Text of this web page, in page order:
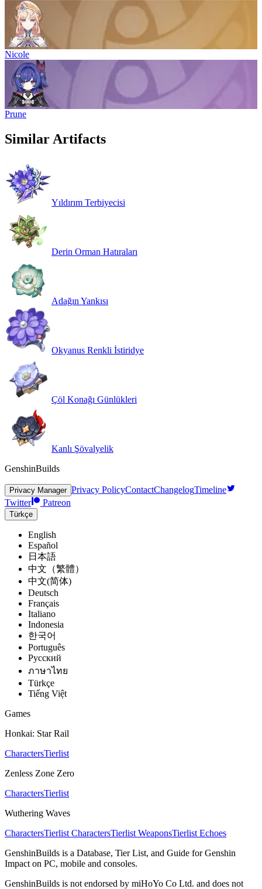
Nicole
Prune
Similar Artifacts
Yıldırım Terbiyecisi
Derin Orman Hatıraları
Adağın Yankısı
Okyanus Renkli İstiridye
Çöl Konağı Günlükleri
Kanlı Şövalyelik
GenshinBuilds
Privacy Manager Privacy PolicyContactChangelogTimeline
Twitter
Patreon
Türkçe
English
Español
日本語
中文（繁體）
中文(简体)
Deutsch
Français
Italiano
Indonesia
한국어
Português
Pусский
ภาษาไทย
Türkçe
Tiếng Việt
Games
Honkai: Star Rail
CharactersTierlist
Zenless Zone Zero
CharactersTierlist
Wuthering Waves
CharactersTierlist CharactersTierlist WeaponsTierlist Echoes
GenshinBuilds is a Database, Tier List, and Guide for Genshin
Impact on PC, mobile and consoles.
GenshinBuilds is not endorsed by miHoYo Co Ltd. and does not